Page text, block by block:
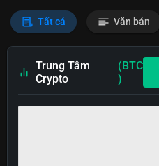
Tất cả Văn bản
Trung Tâm
Crypto
(BTC
)